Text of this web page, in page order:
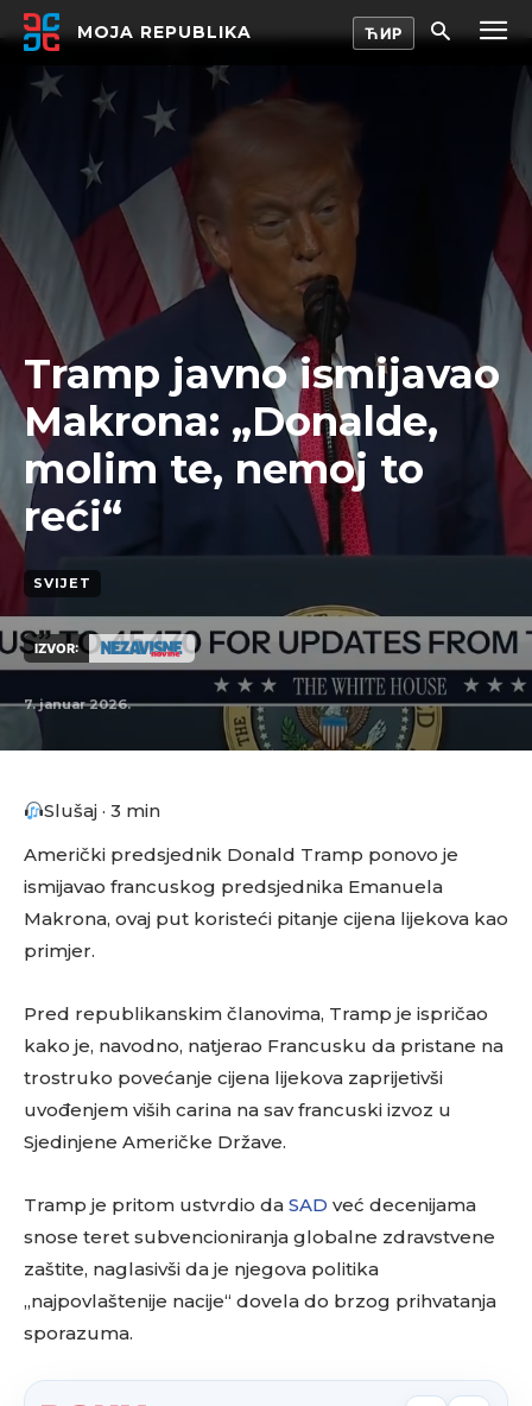
MOJA REPUBLIKA
Tramp javno ismijavao
Makrona: „Donalde,
molim te, nemoj to
reći“
SVIJET
IZVOR:
7. januar 2026.
Slušaj · 3 min
Američki predsjednik Donald Tramp ponovo je
ismijavao francuskog predsjednika Emanuela
Makrona, ovaj put koristeći pitanje cijena lijekova kao
primjer.
Pred republikanskim članovima, Tramp je ispričao
kako je, navodno, natjerao Francusku da pristane na
trostruko povećanje cijena lijekova zaprijetivši
uvođenjem viših carina na sav francuski izvoz u
Sjedinjene Američke Države.
Tramp je pritom ustvrdio da SAD već decenijama
snose teret subvencioniranja globalne zdravstvene
zaštite, naglasivši da je njegova politika
„najpovlaštenije nacije“ dovela do brzog prihvatanja
sporazuma.